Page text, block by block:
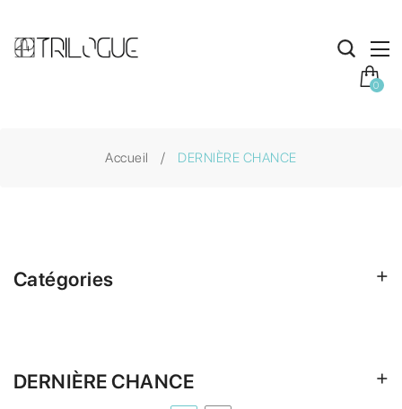
0
Accueil DERNIÈRE CHANCE
Catégories
DERNIÈRE CHANCE